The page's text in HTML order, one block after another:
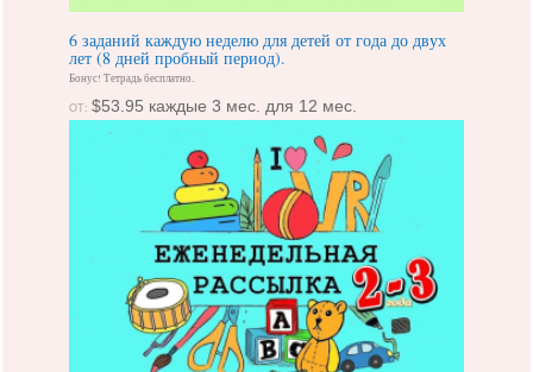
6 заданий каждую неделю для детей от года до двух
лет (8 дней пробный период).
Бонус! Тетрадь бесплатно.
ОТ:$53.95 каждые 3 мес. для 12 мес.